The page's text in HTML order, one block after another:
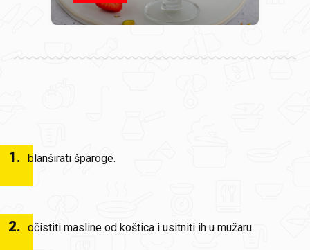
1. blanširati šparoge.
2. očistiti masline od koštica i usitniti ih u mužaru.